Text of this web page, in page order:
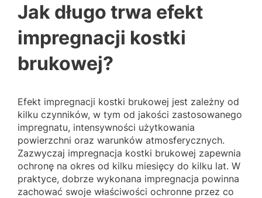
Jak długo trwa efekt
impregnacji kostki
brukowej?
Efekt impregnacji kostki brukowej jest zależny od
kilku czynników, w tym od jakości zastosowanego
impregnatu, intensywności użytkowania
powierzchni oraz warunków atmosferycznych.
Zazwyczaj impregnacja kostki brukowej zapewnia
ochronę na okres od kilku miesięcy do kilku lat. W
praktyce, dobrze wykonana impregnacja powinna
zachować swoje właściwości ochronne przez co